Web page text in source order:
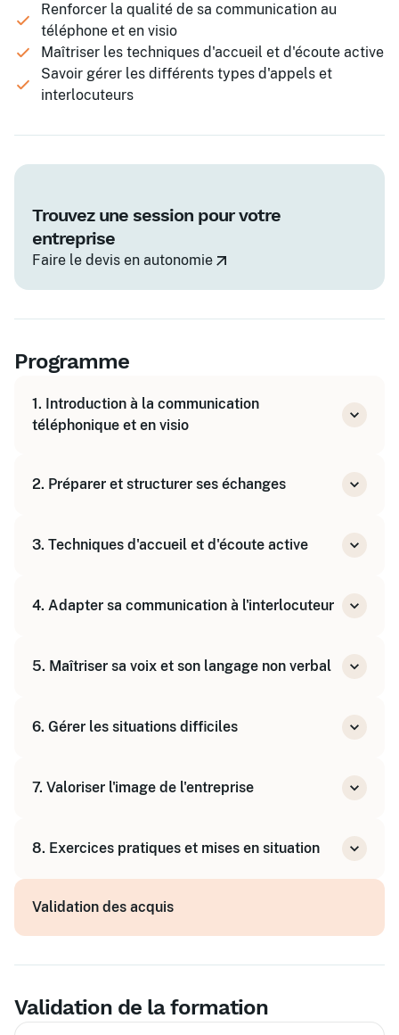
Renforcer la qualité de sa communication au
téléphone et en visio
Maîtriser les techniques d'accueil et d'écoute active
Savoir gérer les différents types d'appels et
interlocuteurs
Trouvez une session pour votre
entreprise
Faire le devis en autonomie
Programme
1. Introduction à la communication
téléphonique et en visio
communication à distance
2. Préparer et structurer ses échanges
Se programmer pour être disponible et
3. Techniques d'accueil et d'écoute active
professionnalisme
4. Adapter sa communication à l'interlocuteur
Adapter son langage et son attitude
5. Maîtriser sa voix et son langage non verbal
Gérer sa gestuelle en visio
6. Gérer les situations difficiles
Garder le contrôle et rester positif
7. Valoriser l'image de l'entreprise
Assurer une communication fluide et
8. Exercices pratiques et mises en situation
Analyse et feedback personnalisé
Validation des acquis
Validation de la formation